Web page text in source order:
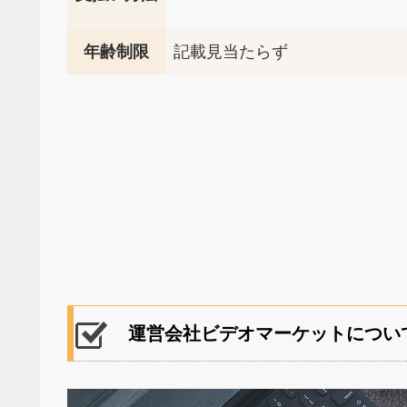
年齢制限 記載見当たらず
運営会社ビデオマーケットについ